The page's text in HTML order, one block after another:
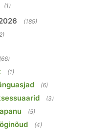
(1)
(189)
(66)
(1)
(6)
(3)
(5)
(4)